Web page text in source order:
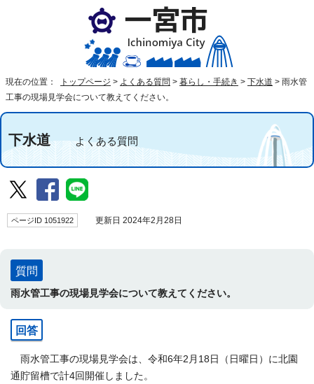
現在の位置： トップページ > よくある質問 > 暮らし・手続き > 下水道 > 雨水管
工事の現場見学会について教えてください。
下水道よくある質問
ページID 1051922 更新日 2024年2月28日
質問
雨水管工事の現場見学会について教えてください。
回答
雨水管工事の現場見学会は、令和6年2月18日（日曜日）に北園
通貯留槽で計4回開催しました。